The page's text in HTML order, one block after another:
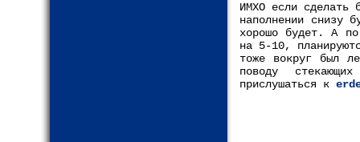
ИМХО если сделать
наполнении снизу
хорошо будет. А
на 5-10,
тоже вокруг был
поводу
прислушаться к